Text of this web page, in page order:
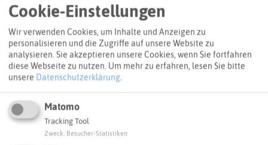
Auf Fahrradstraßen gilt maximal Tempo 30 und Vorrang
für Radfahrende. Fahrradstraßen sollen das Radfahren in
Recklinghausen attraktiver gestalten und sichere und
schnellere Verbindung innerhalb der Stadt schaffen. Ein
Schwerpunkt liegt dabei insbesondere auf der
Der Umstieg auf das Rad soll erleichtert werden und
damit ein Beitrag zu einer nachhaltigen und
klimafreundlichen Mobilität geleistet werden. Die
Cookie-Einstellungen
Wir verwenden Cookies, um Inhalte und Anzeigen zu
personalisieren und die Zugriffe auf unsere Website zu
analysieren. Sie akzeptieren unsere Cookies, wenn Sie fortfahren
diese Webseite zu nutzen. Um mehr zu erfahren, lesen Sie bitte
unsere Datenschutzerklärung.
Matomo
Tracking Tool
Zweck Besucher-Statistiken